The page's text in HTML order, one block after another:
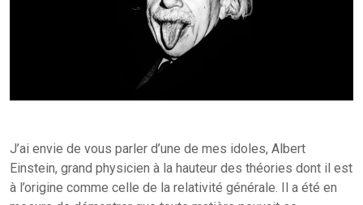
J’ai envie de vous parler d’une de mes idoles, Albert
Einstein, grand physicien à la hauteur des théories dont il est
à l’origine comme celle de la relativité générale. Il a été en